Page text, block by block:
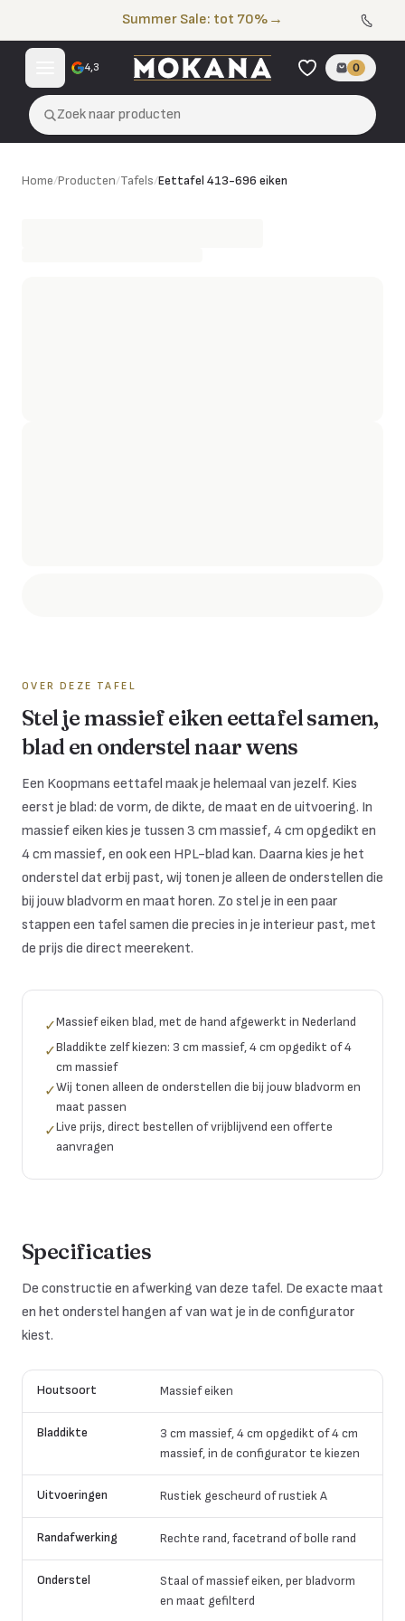
Summer Sale: tot 70% →
4,3 0
Zoek naar producten
Eettafel 413-696 eiken
Home/Producten/Tafels/Eettafel 413-696 eiken
OVER DEZE TAFEL
Stel je massief eiken eettafel samen,
blad en onderstel naar wens
Een Koopmans eettafel maak je helemaal van jezelf. Kies
eerst je blad: de vorm, de dikte, de maat en de uitvoering. In
massief eiken kies je tussen 3 cm massief, 4 cm opgedikt en
4 cm massief, en ook een HPL-blad kan. Daarna kies je het
onderstel dat erbij past, wij tonen je alleen de onderstellen die
bij jouw bladvorm en maat horen. Zo stel je in een paar
stappen een tafel samen die precies in je interieur past, met
de prijs die direct meerekent.
✓Massief eiken blad, met de hand afgewerkt in Nederland
✓Bladdikte zelf kiezen: 3 cm massief, 4 cm opgedikt of 4
cm massief
✓Wij tonen alleen de onderstellen die bij jouw bladvorm en
maat passen
✓Live prijs, direct bestellen of vrijblijvend een offerte
aanvragen
Specificaties
De constructie en afwerking van deze tafel. De exacte maat
en het onderstel hangen af van wat je in de configurator
kiest.
Houtsoort Massief eiken
Bladdikte
3 cm massief, 4 cm opgedikt of 4 cm
massief, in de configurator te kiezen
Uitvoeringen Rustiek gescheurd of rustiek A
Randafwerking Rechte rand, facetrand of bolle rand
Onderstel
Staal of massief eiken, per bladvorm
en maat gefilterd